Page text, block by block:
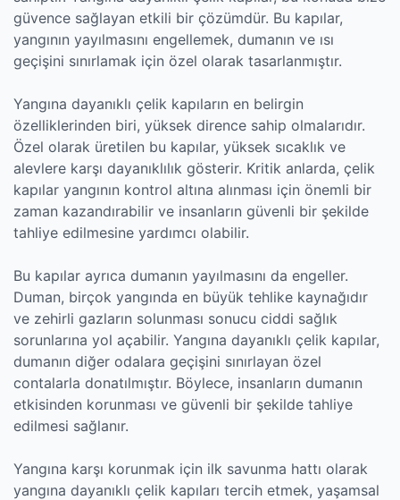
güvence sağlayan etkili bir çözümdür. Bu kapılar,
yangının yayılmasını engellemek, dumanın ve ısı
geçişini sınırlamak için özel olarak tasarlanmıştır.
Yangına dayanıklı çelik kapıların en belirgin
özelliklerinden biri, yüksek dirence sahip olmalarıdır.
Özel olarak üretilen bu kapılar, yüksek sıcaklık ve
alevlere karşı dayanıklılık gösterir. Kritik anlarda, çelik
kapılar yangının kontrol altına alınması için önemli bir
zaman kazandırabilir ve insanların güvenli bir şekilde
tahliye edilmesine yardımcı olabilir.
Bu kapılar ayrıca dumanın yayılmasını da engeller.
Duman, birçok yangında en büyük tehlike kaynağıdır
ve zehirli gazların solunması sonucu ciddi sağlık
sorunlarına yol açabilir. Yangına dayanıklı çelik kapılar,
dumanın diğer odalara geçişini sınırlayan özel
contalarla donatılmıştır. Böylece, insanların dumanın
etkisinden korunması ve güvenli bir şekilde tahliye
edilmesi sağlanır.
Yangına karşı korunmak için ilk savunma hattı olarak
yangına dayanıklı çelik kapıları tercih etmek, yaşamsal